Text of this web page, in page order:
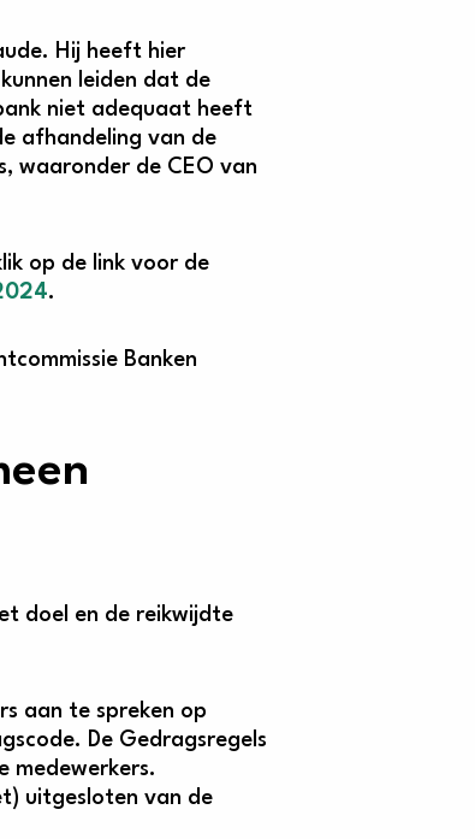
Hij heeft hier
leiden dat de
niet adequaat heeft
afhandeling van de
waaronder de CEO van
op de link voor de
.
Banken
doel en de reikwijdte
aan te spreken op
De Gedragsregels
medewerkers.
uitgesloten van de